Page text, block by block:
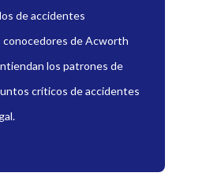
de accidentes
de Acworth
los patrones de
críticos de accidentes